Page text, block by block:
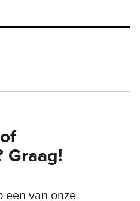
Graag!
een van onze